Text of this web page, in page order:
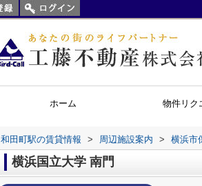
ホーム 物件リク
和田町駅の賃貸情報 > 周辺施設案内 > 横浜市
横浜国立大学 南門